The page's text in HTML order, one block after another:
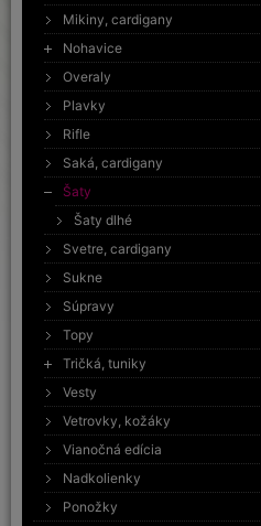
Mikiny, cardigany
Nohavice
Overaly
Plavky
Rifle
Saká, cardigany
Šaty
Šaty dlhé
Svetre, cardigany
Sukne
Súpravy
Topy
Tričká, tuniky
Vesty
Vetrovky, kožáky
Vianočná edícia
Nadkolienky
Ponožky